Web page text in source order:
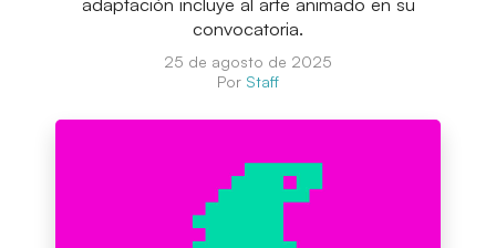
convocatoria.
25 de agosto de 2025
Por Staff